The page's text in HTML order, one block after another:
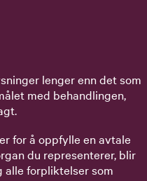
lenger enn det som
med behandlingen,
for å oppfylle en avtale
du representerer, blir
forpliktelser som